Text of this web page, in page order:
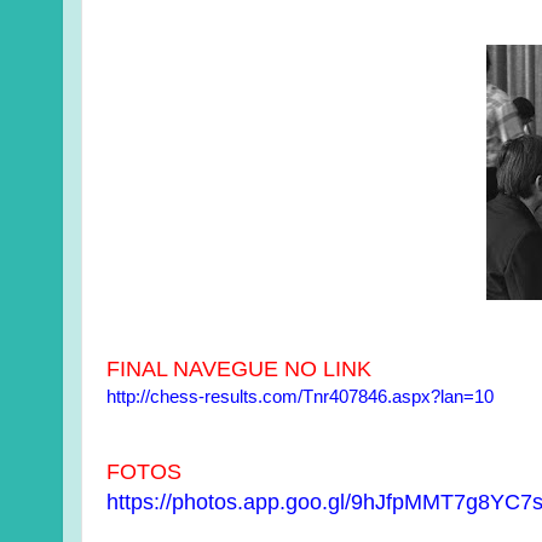
FINAL NAVEGUE NO LINK
http://chess-results.com/Tnr407846.aspx?lan=10
FOTOS
https://photos.app.goo.gl/